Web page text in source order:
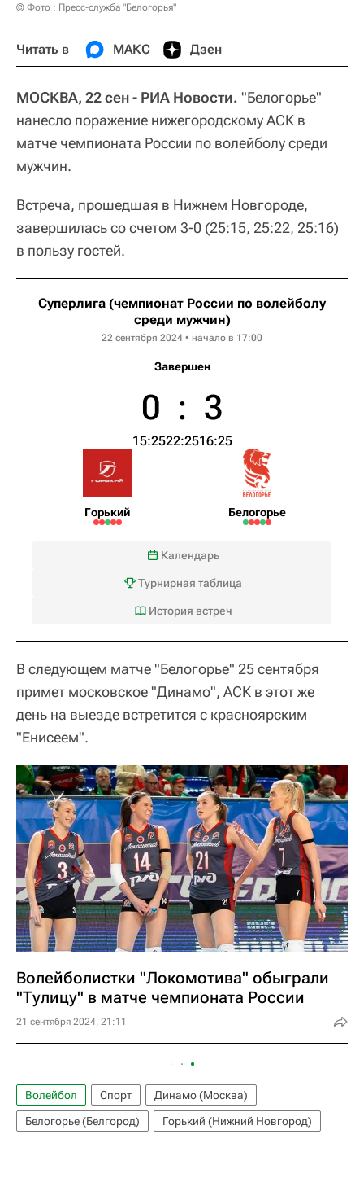
© Фото : Пресс-служба "Белогорья"
Читать в МАКС Дзен
МОСКВА, 22 сен - РИА Новости. "Белогорье"
нанесло поражение нижегородскому АСК в
матче чемпионата России по волейболу среди
мужчин.
Встреча, прошедшая в Нижнем Новгороде,
завершилась со счетом 3-0 (25:15, 25:22, 25:16)
в пользу гостей.
Суперлига (чемпионат России по волейболу
среди мужчин)
22 сентября 2024 • начало в 17:00
Завершен
Горький
0 : 3
15:2522:2516:25
Белогорье
Календарь
Турнирная таблица
История встреч
В следующем матче "Белогорье" 25 сентября
примет московское "Динамо", АСК в этот же
день на выезде встретится с красноярским
"Енисеем".
Волейболистки "Локомотива" обыграли
"Тулицу" в матче чемпионата России
21 сентября 2024, 21:11
Волейбол Спорт
Динамо (Москва)
Белогорье (Белгород)
Горький (Нижний Новгород)